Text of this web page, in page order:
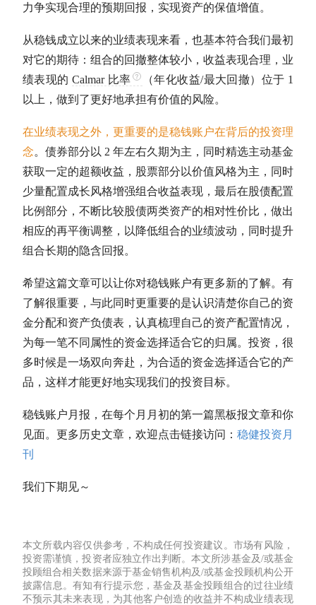
力争实现合理的预期回报，实现资产的保值增值。
从稳钱成立以来的业绩表现来看，也基本符合我们最初
对它的期待：组合的回撤整体较小，收益表现合理，业
绩表现的Calmar 比率 （年化收益/最大回撤）位于 1
以上，做到了更好地承担有价值的风险。
在业绩表现之外，更重要的是稳钱账户在背后的投资理
念。债券部分以 2 年左右久期为主，同时精选主动基金
获取一定的超额收益 ，股票部分以价值风格为主，同时
少量配置成长风格增强组合收益表现，最后在股债配置
比例部分，不断比较股债两类资产的相对性价比，做出
相应的再平衡调整，以降低组合的业绩波动，同时提升
组合长期的隐含回报。
希望这篇文章可以让你对稳钱账户有更多新的了解。有
了解很重要，与此同时更重要的是认识清楚你自己的资
金分配和资产负债表，认真梳理自己的资产配置情况，
为每一笔不同属性的资金选择适合它的归属。投资，很
多时候是一场双向奔赴，为合适的资金选择适合它的产
品，这样才能更好地实现我们的投资目标。
稳钱账户月报，在每个月月初的第一篇黑板报文章和你
见面。更多历史文章，欢迎点击链接访问： 稳健投资月
刊
我们下期见～
本文所载内容仅供参考，不构成任何投资建议。市场有风险，
投资需谨慎，投资者应独立作出判断。本文所涉基金及/或基金
投顾组合相关数据来源于基金销售机构及/或基金投顾机构公开
披露信息。有知有行提示您，基金及基金投顾组合的过往业绩
不预示其未来表现，为其他客户创造的收益并不构成业绩表现